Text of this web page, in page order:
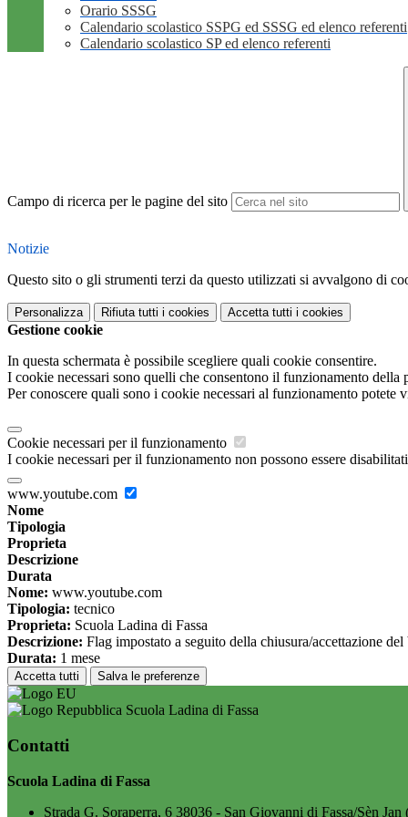
Orario SSSG
Calendario scolastico SSPG ed SSSG ed elenco referenti
Calendario scolastico SP ed elenco referenti
Campo di ricerca per le pagine del sito
Notizie
Questo sito o gli strumenti terzi da questo utilizzati si avvalgono di
Personalizza Rifiuta tutti i cookies Accetta tutti i cookies
Gestione cookie
In questa schermata è possibile scegliere quali cookie consentire.
I cookie necessari sono quelli che consentono il funzionamento
Per conoscere quali sono i cookie necessari al funzionamento potete
Cookie necessari per il funzionamento
I cookie necessari per il funzionamento non possono essere
www.youtube.com
Nome
Tipologia
Proprieta
Descrizione
Durata
Nome: www.youtube.com
Tipologia: tecnico
Proprieta: Scuola Ladina di Fassa
Descrizione: Flag impostato a seguito della chiusura/accettazione
Durata: 1 mese
Accetta tutti Salva le preferenze
Scuola Ladina di Fassa
Contatti
Scuola Ladina di Fassa
Strada G. Soraperra, 6 38036 - San Giovanni di Fassa/Sèn Jan